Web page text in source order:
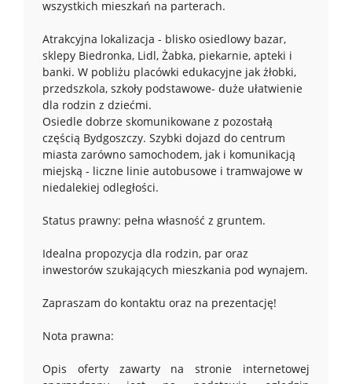
wszystkich mieszkań na parterach.
Atrakcyjna lokalizacja - blisko osiedlowy bazar,
sklepy Biedronka, Lidl, Żabka, piekarnie, apteki i
banki. W pobliżu placówki edukacyjne jak żłobki,
przedszkola, szkoły podstawowe- duże ułatwienie
dla rodzin z dziećmi.
Osiedle dobrze skomunikowane z pozostałą
częścią Bydgoszczy. Szybki dojazd do centrum
miasta zarówno samochodem, jak i komunikacją
miejską - liczne linie autobusowe i tramwajowe w
niedalekiej odległości.
Status prawny: pełna własność z gruntem.
Idealna propozycja dla rodzin, par oraz
inwestorów szukających mieszkania pod wynajem.
Zapraszam do kontaktu oraz na prezentację!
Nota prawna:
Opis oferty zawarty na stronie internetowej